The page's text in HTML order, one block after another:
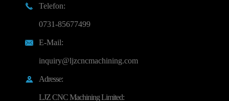

Telefon:
0731-85677499

E-Mail:
inquiry@ljzcncmachining.com

Adresse:
LJZ CNC Machining Limited: